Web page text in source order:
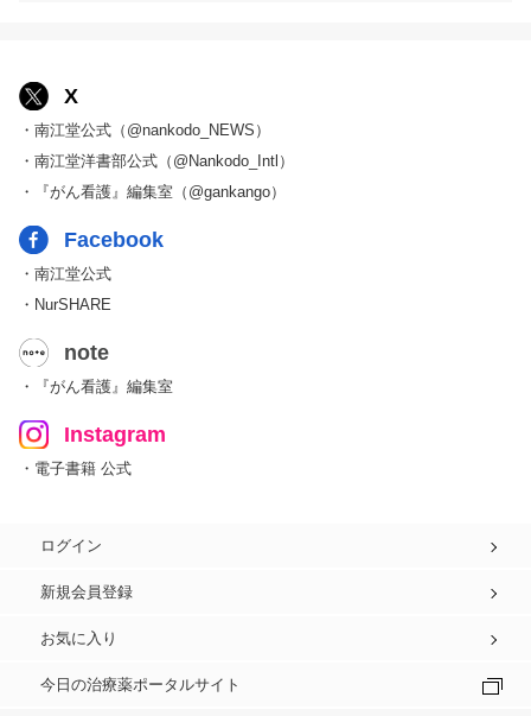
X
・南江堂公式（@nankodo_NEWS）
・南江堂洋書部公式（@Nankodo_Intl）
・『がん看護』編集室（@gankango）
Facebook
・南江堂公式
・NurSHARE
note
・『がん看護』編集室
Instagram
・電子書籍 公式
ログイン
新規会員登録
お気に入り
今日の治療薬ポータルサイト